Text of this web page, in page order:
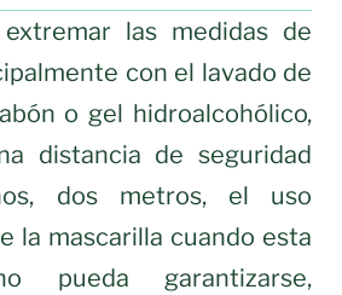
las medidas de
con el lavado de
o gel hidroalcohólico,
distancia de seguridad
dos metros, el uso
la mascarilla cuando esta
pueda garantizarse,